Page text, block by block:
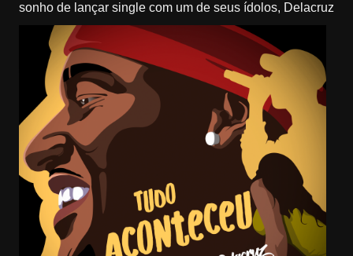
sonho de lançar single com um de seus ídolos, Delacruz